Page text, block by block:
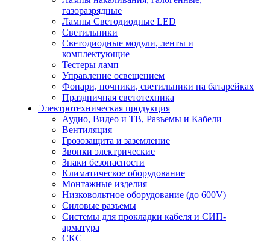
газоразрядные
Лампы Светодиодные LED
Светильники
Светодиодные модули, ленты и
комплектующие
Тестеры ламп
Управление освещением
Фонари, ночники, светильники на батарейках
Праздничная светотехника
Электротехническая продукция
Аудио, Видео и ТВ, Разъемы и Кабели
Вентиляция
Грозозащита и заземление
Звонки электрические
Знаки безопасности
Климатическое оборудование
Монтажные изделия
Низковольтное оборудование (до 600V)
Силовые разъемы
Системы для прокладки кабеля и СИП-
арматура
СКС